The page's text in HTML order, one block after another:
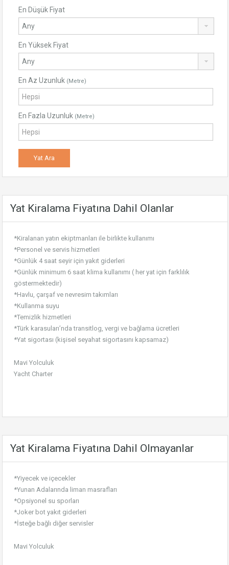
En Düşük Fiyat
En Yüksek Fiyat
En Az Uzunluk (Metre)
En Fazla Uzunluk (Metre)
Yat Kiralama Fiyatına Dahil Olanlar
*Kiralanan yatın ekiptmanları ile birlikte kullanımı
*Personel ve servis hizmetleri
*Günlük 4 saat seyir için yakıt giderleri
*Günlük minimum 6 saat klima kullanımı ( her yat için farklılık
göstermektedir)
*Havlu, çarşaf ve nevresim takımları
*Kullanma suyu
*Temizlik hizmetleri
*Türk karasuları’nda transitlog, vergi ve bağlama ücretleri
*Yat sigortası (kişisel seyahat sigortasını kapsamaz)
Mavi Yolculuk
Yacht Charter
Yat Kiralama Fiyatına Dahil Olmayanlar
*Yiyecek ve içecekler
*Yunan Adalarında liman masrafları
*Opsiyonel su sporları
*Joker bot yakıt giderleri
*İsteğe bağlı diğer servisler
Mavi Yolculuk